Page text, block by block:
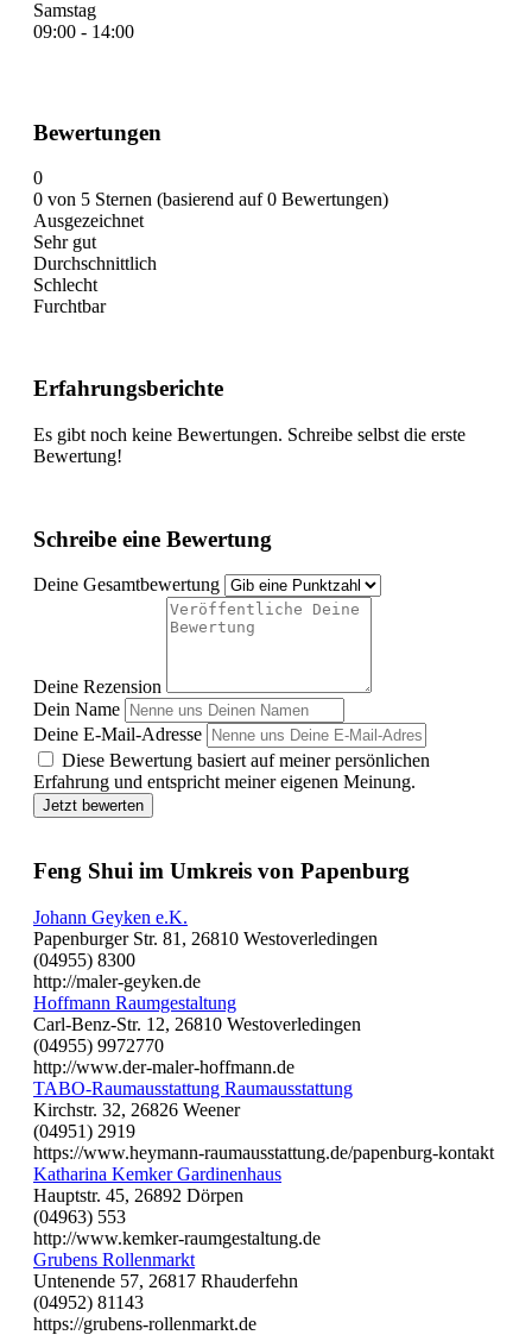
Samstag
09:00 - 14:00
Bewertungen
0
0 von 5 Sternen (basierend auf 0 Bewertungen)
Ausgezeichnet
Sehr gut
Durchschnittlich
Schlecht
Furchtbar
Erfahrungsberichte
Es gibt noch keine Bewertungen. Schreibe selbst die erste
Bewertung!
Schreibe eine Bewertung
Deine Gesamtbewertung
Deine Rezension
Dein Name
Deine E-Mail-Adresse
Diese Bewertung basiert auf meiner persönlichen
Erfahrung und entspricht meiner eigenen Meinung.
Jetzt bewerten
Feng Shui im Umkreis von Papenburg
Johann Geyken e.K.
Papenburger Str. 81, 26810 Westoverledingen
(04955) 8300
http://maler-geyken.de
Hoffmann Raumgestaltung
Carl-Benz-Str. 12, 26810 Westoverledingen
(04955) 9972770
http://www.der-maler-hoffmann.de
TABO-Raumausstattung Raumausstattung
Kirchstr. 32, 26826 Weener
(04951) 2919
https://www.heymann-raumausstattung.de/papenburg-kontakt
Katharina Kemker Gardinenhaus
Hauptstr. 45, 26892 Dörpen
(04963) 553
http://www.kemker-raumgestaltung.de
Grubens Rollenmarkt
Untenende 57, 26817 Rhauderfehn
(04952) 81143
https://grubens-rollenmarkt.de